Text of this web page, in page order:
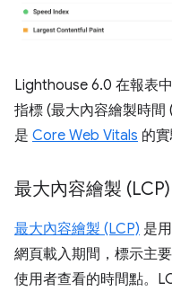
Lighthouse 6.0 在報表
指標 (最大內容繪製時間
是 Core Web Vitals 的
最大內容繪製 (LCP)
最大內容繪製 (LCP) 是
網頁載入期間，標示主
使用者查看的時間點。